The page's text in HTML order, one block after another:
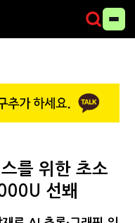
를 위한 초소
선봬